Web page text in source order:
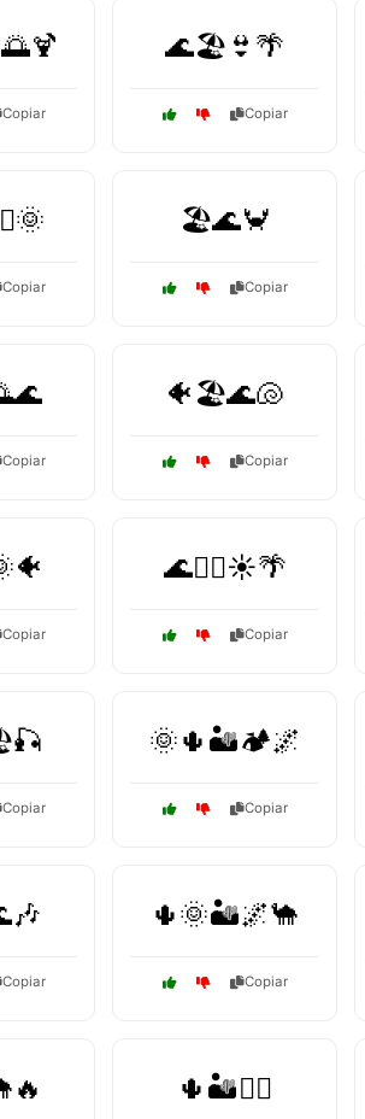
Copiar
🌊🏖️👙🌴
Copiar
Copiar
🏖️🌊🦀
Copiar
Copiar
🐠🏖️🌊🐚
Copiar
Copiar
🌊🏄‍♀️☀️🌴
Copiar
Copiar
🌞🌵🏜️🏕️🌌
Copiar
Copiar
🌵🌞🏜️🌌🐪
Copiar
🌵🏜️🚶‍♂️